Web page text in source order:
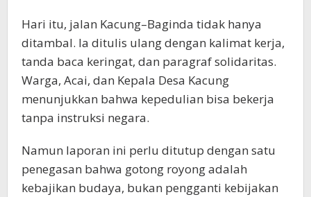
Hari itu, jalan Kacung–Baginda tidak hanya
ditambal. Ia ditulis ulang dengan kalimat kerja,
tanda baca keringat, dan paragraf solidaritas.
Warga, Acai, dan Kepala Desa Kacung
menunjukkan bahwa kepedulian bisa bekerja
tanpa instruksi negara.
Namun laporan ini perlu ditutup dengan satu
penegasan bahwa gotong royong adalah
kebajikan budaya, bukan pengganti kebijakan